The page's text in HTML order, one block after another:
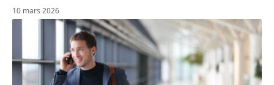
10 mars 2026